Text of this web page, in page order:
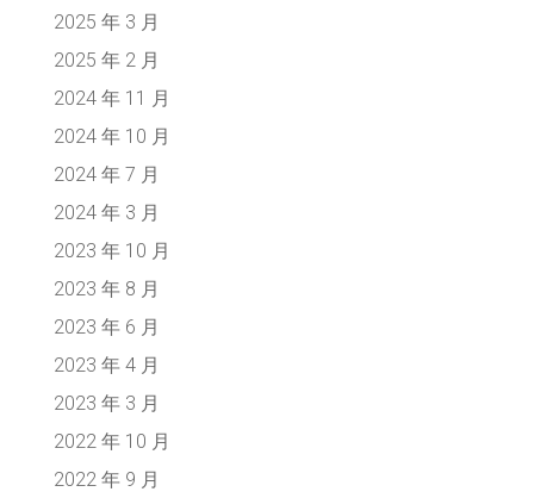
2025 年 3 月
2025 年 2 月
2024 年 11 月
2024 年 10 月
2024 年 7 月
2024 年 3 月
2023 年 10 月
2023 年 8 月
2023 年 6 月
2023 年 4 月
2023 年 3 月
2022 年 10 月
2022 年 9 月